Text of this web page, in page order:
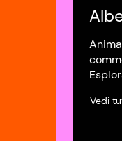
Vedi